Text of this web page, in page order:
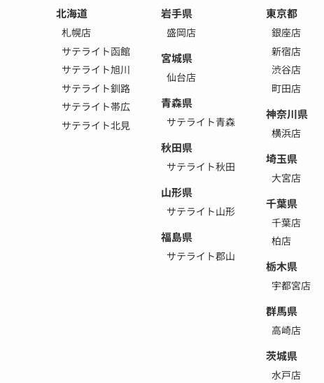
北海道
札幌店
サテライト函館
サテライト旭川
サテライト釧路
サテライト帯広
サテライト北見
岩手県
盛岡店
宮城県
仙台店
青森県
サテライト青森
秋田県
サテライト秋田
山形県
サテライト山形
福島県
サテライト郡山
東京都
銀座店
新宿店
渋谷店
町田店
神奈川県
横浜店
埼玉県
大宮店
千葉県
千葉店
柏店
栃木県
宇都宮店
群馬県
高崎店
茨城県
水戸店